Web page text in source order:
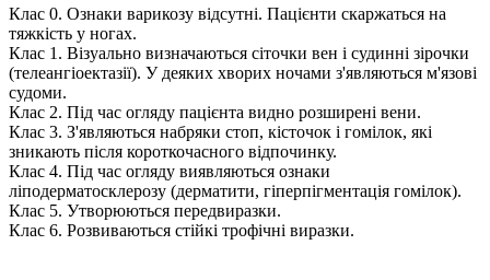
Клас 0. Ознаки варикозу відсутні. Пацієнти скаржаться на
тяжкість у ногах.
Клас 1. Візуально визначаються сіточки вен і судинні зірочки
(телеангіоектазії). У деяких хворих ночами з'являються м'язові
судоми.
Клас 2. Під час огляду пацієнта видно розширені вени.
Клас 3. З'являються набряки стоп, кісточок і гомілок, які
зникають після короткочасного відпочинку.
Клас 4. Під час огляду виявляються ознаки
ліподерматосклерозу (дерматити, гіперпігментація гомілок).
Клас 5. Утворюються передвиразки.
Клас 6. Розвиваються стійкі трофічні виразки.